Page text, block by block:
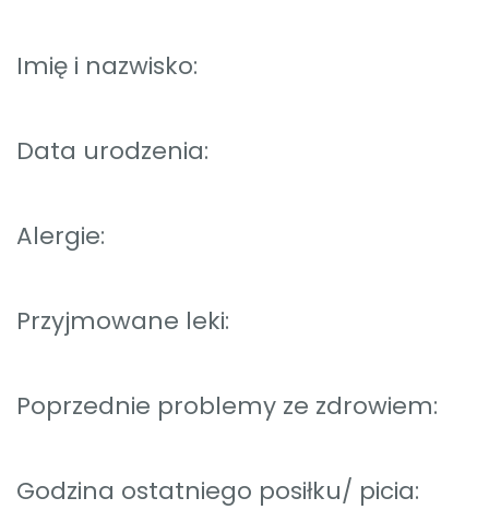
Imię i nazwisko:
Data urodzenia:
Alergie:
Przyjmowane leki:
Poprzednie problemy ze zdrowiem:
Godzina ostatniego posiłku/ picia: